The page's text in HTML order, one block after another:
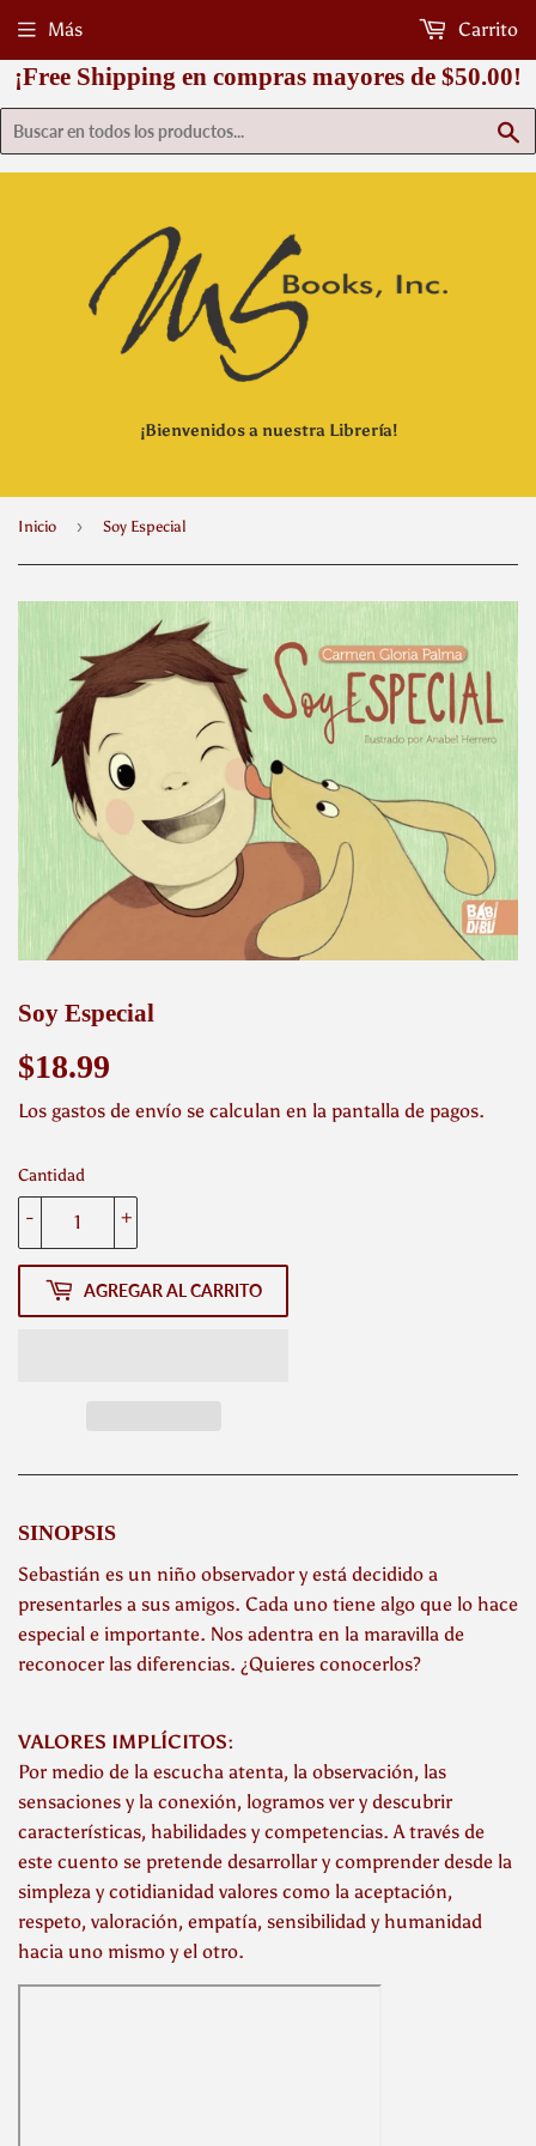
¡Free Shipping en compras mayores de $50.00!
¡Bienvenidos a nuestra Librería!
Más Carrito
Inicio › Soy Especial
Soy Especial
$18.99
Los gastos de envío se calculan en la pantalla de pagos.
Cantidad
+
-
AGREGAR AL CARRITO
SINOPSIS
Sebastián es un niño observador y está decidido a
presentarles a sus amigos. Cada uno tiene algo que lo hace
especial e importante. Nos adentra en la maravilla de
reconocer las diferencias. ¿Quieres conocerlos?
VALORES IMPLÍCITOS:
Por medio de la escucha atenta, la observación, las
sensaciones y la conexión, logramos ver y descubrir
características, habilidades y competencias. A través de
este cuento se pretende desarrollar y comprender desde la
simpleza y cotidianidad valores como la aceptación,
respeto, valoración, empatía, sensibilidad y humanidad
hacia uno mismo y el otro.